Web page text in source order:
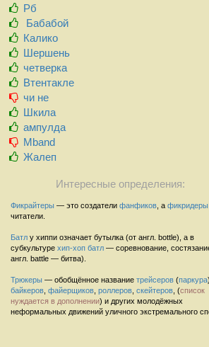
Рб
Бабабой
Калико
Шершень
четверка
Втентакле
чи не
Шкила
ампулда
Mband
Жалеп
Интересные определения:
Фикрайтеры — это создатели фанфиков , а фикридеры
читатели.
Батл у хиппи означает бутылка (от англ. bottle), а в
субкультуре хип-хоп батл — соревнование,
англ. battle — битва).
Трюкеры — обобщённое название трейсеров (паркура),
байкеров файерщиков роллеров скейтеров , (список
нуждается в дополнении) и других молодёжных
неформальных движений уличного экстремального